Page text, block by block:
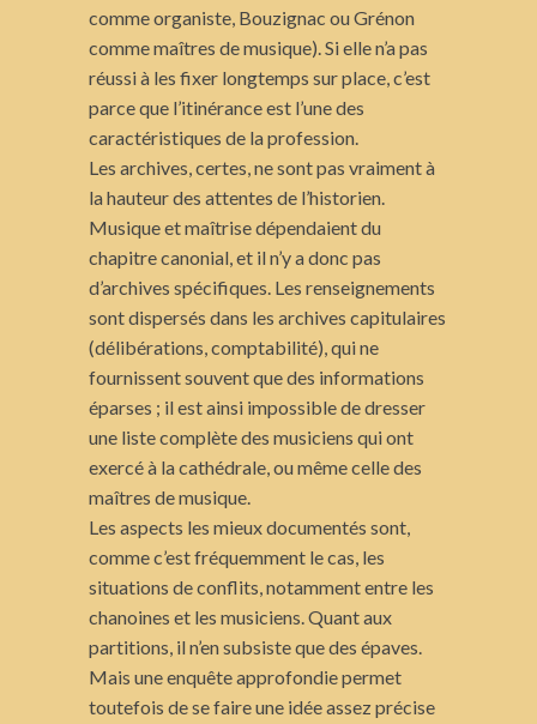
comme organiste, Bouzignac ou Grénon
comme maîtres de musique). Si elle n’a pas
réussi à les fixer longtemps sur place, c’est
parce que l’itinérance est l’une des
caractéristiques de la profession.
Les archives, certes, ne sont pas vraiment à
la hauteur des attentes de l’historien.
Musique et maîtrise dépendaient du
chapitre canonial, et il n’y a donc pas
d’archives spécifiques. Les renseignements
sont dispersés dans les archives capitulaires
(délibérations, comptabilité), qui ne
fournissent souvent que des informations
éparses ; il est ainsi impossible de dresser
une liste complète des musiciens qui ont
exercé à la cathédrale, ou même celle des
maîtres de musique.
Les aspects les mieux documentés sont,
comme c’est fréquemment le cas, les
situations de conflits, notamment entre les
chanoines et les musiciens. Quant aux
partitions, il n’en subsiste que des épaves.
Mais une enquête approfondie permet
toutefois de se faire une idée assez précise